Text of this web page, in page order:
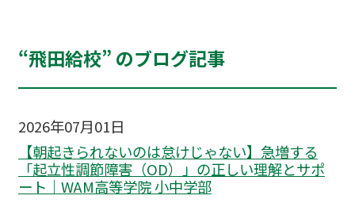
“飛田給校” のブログ記事
2026年07月01日
【朝起きられないのは怠けじゃない】急増する
「起立性調節障害（OD）」の正しい理解とサポ
ート｜WAM高等学院 小中学部